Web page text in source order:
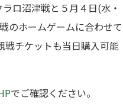
ロ沼津戦と５月４日(水・
のホームゲームに合わせて
戦チケットも当日購入可能
でご確認ください。